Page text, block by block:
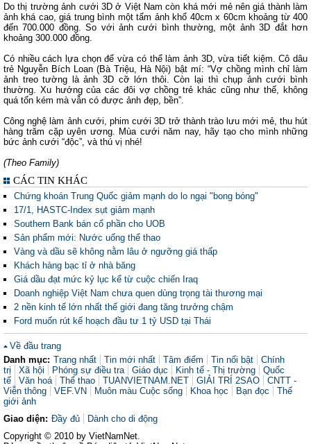
Do thị trường ảnh cưới 3D ở Việt Nam còn khá mới mẻ nên giá thành làm
ảnh khá cao, giá trung bình một tấm ảnh khổ 40cm x 60cm khoảng từ 400
đến 700.000 đồng. So với ảnh cưới bình thường, một ảnh 3D đắt hơn
khoảng 300.000 đồng.
Có nhiều cách lựa chọn để vừa có thể làm ảnh 3D, vừa tiết kiệm. Cô dâu
trẻ Nguyễn Bích Loan (Bà Triệu, Hà Nội) bật mí: “Vợ chồng mình chỉ làm
ảnh treo tường là ảnh 3D cỡ lớn thôi. Còn lại thì chụp ảnh cưới bình
thường. Xu hướng của các đôi vợ chồng trẻ khác cũng như thế, không
quá tốn kém mà vẫn có được ảnh đẹp, bền”.
Công nghệ làm ảnh cưới, phim cưới 3D trở thành trào lưu mới mẻ, thu hút
hàng trăm cặp uyên ương. Mùa cưới năm nay, hãy tạo cho mình những
bức ảnh cưới “độc”, và thú vị nhé!
(Theo Family)
CÁC TIN KHÁC
Chứng khoán Trung Quốc giảm mạnh do lo ngại "bong bóng"
17/1, HASTC-Index sụt giảm mạnh
Southern Bank bán cổ phần cho UOB
Sản phẩm mới: Nước uống thể thao
Vàng và dầu sẽ không nằm lâu ở ngưỡng giá thấp
Khách hàng bạc tỉ ở nhà băng
Giá dầu đạt mức kỷ lục kể từ cuộc chiến Iraq
Doanh nghiệp Việt Nam chưa quen dùng trọng tài thương mại
2 nền kinh tế lớn nhất thế giới đang tăng trưởng chậm
Ford muốn rút kế hoạch đầu tư 1 tỷ USD tại Thái
Về đầu trang
Danh mục: Trang nhất Tin mới nhất Tâm điểm Tin nổi bật
Chính
trị
Xã hội Phóng sự điều tra Giáo dục Kinh tế - Thị trường
Quốc
tế
Văn hoá Thể thao TUANVIETNAM.NET GIẢI TRÍ 2SAO
CNTT -
Viễn thông
VEF.VN Muôn màu Cuộc sống Khoa học Bạn đọc
Thế
giới ảnh
Giao diện: Đầy đủ
Dành cho di động
Copyright © 2010 by VietNamNet.